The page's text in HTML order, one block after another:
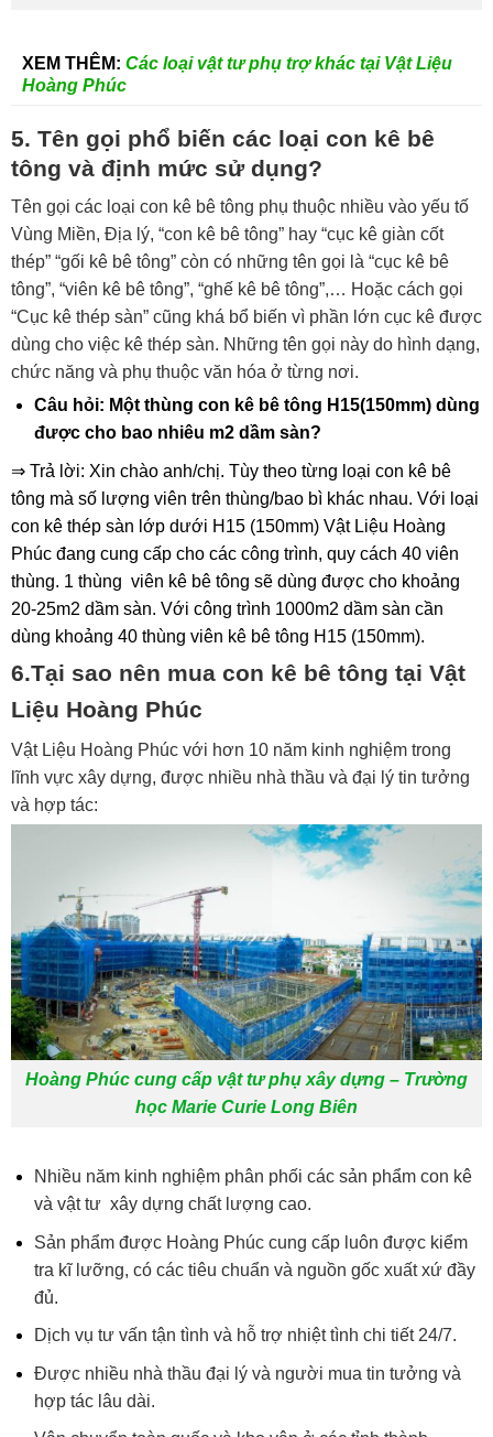
XEM THÊM: Các loại vật tư phụ trợ khác tại Vật Liệu
Hoàng Phúc
5. Tên gọi phổ biến các loại con kê bê
tông và định mức sử dụng?
Tên gọi các loại con kê bê tông phụ thuộc nhiều vào yếu tố
Vùng Miền, Địa lý, “con kê bê tông” hay “cục kê giàn cốt
thép” “gối kê bê tông” còn có những tên gọi là “cục kê bê
tông”, “viên kê bê tông”, “ghế kê bê tông”,… Hoặc cách gọi
“Cục kê thép sàn” cũng khá bổ biến vì phần lớn cục kê được
dùng cho việc kê thép sàn. Những tên gọi này do hình dạng,
chức năng và phụ thuộc văn hóa ở từng nơi.
Câu hỏi: Một thùng con kê bê tông H15(150mm) dùng
được cho bao nhiêu m2 dầm sàn?
⇒ Trả lời: Xin chào anh/chị. Tùy theo từng loại con kê bê
tông mà số lượng viên trên thùng/bao bì khác nhau. Với loại
con kê thép sàn lớp dưới H15 (150mm) Vật Liệu Hoàng
Phúc đang cung cấp cho các công trình, quy cách 40 viên
thùng. 1 thùng viên kê bê tông sẽ dùng được cho khoảng
20-25m2 dầm sàn. Với công trình 1000m2 dầm sàn cần
dùng khoảng 40 thùng viên kê bê tông H15 (150mm).
6.Tại sao nên mua con kê bê tông tại Vật
Liệu Hoàng Phúc
Vật Liệu Hoàng Phúc với hơn 10 năm kinh nghiệm trong
lĩnh vực xây dựng, được nhiều nhà thầu và đại lý tin tưởng
và hợp tác:
Hoàng Phúc cung cấp vật tư phụ xây dựng – Trường
học Marie Curie Long Biên
Nhiều năm kinh nghiệm phân phối các sản phẩm con kê
và vật tư xây dựng chất lượng cao.
Sản phẩm được Hoàng Phúc cung cấp luôn được kiểm
tra kĩ lưỡng, có các tiêu chuẩn và nguồn gốc xuất xứ đầy
đủ.
Dịch vụ tư vấn tận tình và hỗ trợ nhiệt tình chi tiết 24/7.
Được nhiều nhà thầu đại lý và người mua tin tưởng và
hợp tác lâu dài.